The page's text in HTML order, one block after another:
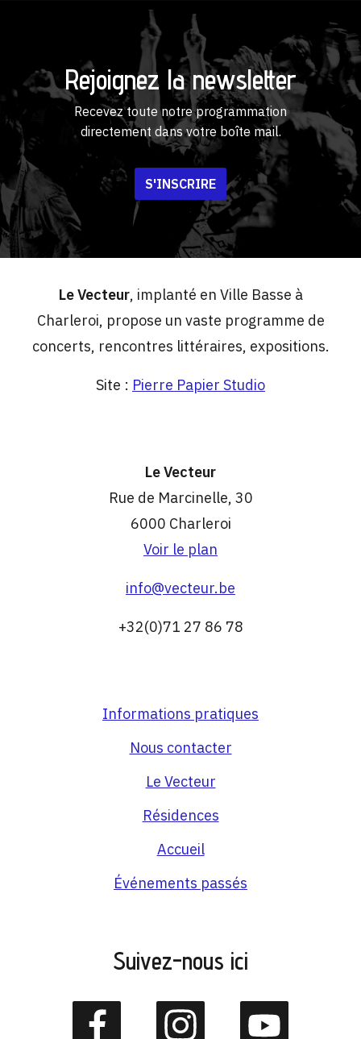
Rejoignez la newsletter
Recevez toute notre programmation
directement dans votre boîte mail.
S'INSCRIRE
Le Vecteur, implanté en Ville Basse à
Charleroi, propose un vaste programme de
concerts, rencontres littéraires, expositions.
Site : Pierre Papier Studio
Le Vecteur
Rue de Marcinelle, 30
6000 Charleroi
Voir le plan
info@vecteur.be
+32(0)71 27 86 78
Informations pratiques
Nous contacter
Le Vecteur
Résidences
Accueil
Événements passés
Suivez-nous ici